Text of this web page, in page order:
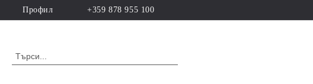
Профил +359 878 955 100